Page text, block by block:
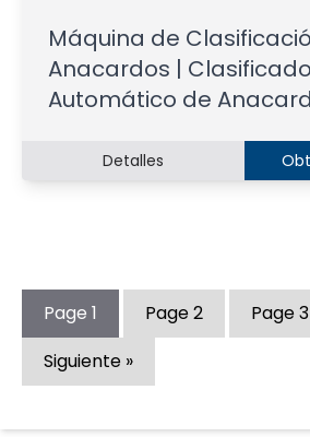
Máquina de
Anacardos |
Automático de
Detalles
Page 1 Page2 Page3
Siguiente »